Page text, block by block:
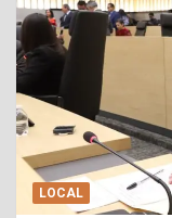
LOCAL